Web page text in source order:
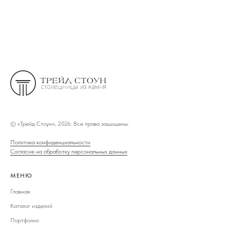
© «Трейд Стоун», 2026. Все права защищены.
Политика конфиденциальности
Согласие на обработку персональных данных
МЕНЮ
Главная
Каталог изделий
Портфолио